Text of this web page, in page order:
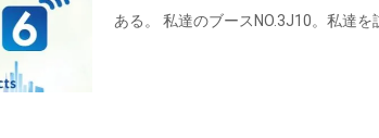
ある。 私達のブースNO.3J10。私達を